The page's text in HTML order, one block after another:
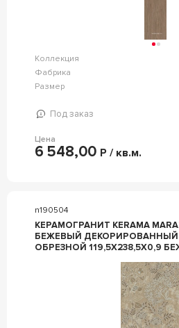
Коллекция
Фабрика
Размер
Под заказ
Цена
6 548,00 Р / кв.м.
n190504
КЕРАМОГРАНИТ KERAMA MARAZZI
БЕЖЕВЫЙ
ОБРЕЗНОЙ 119,5X238,5X0,9